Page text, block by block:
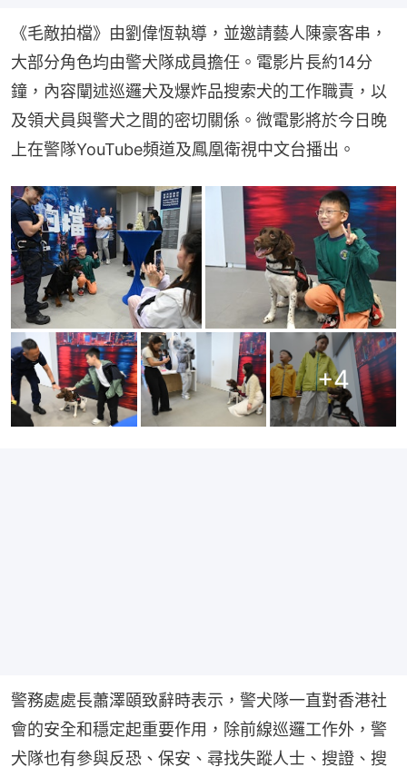
《毛敵拍檔》由劉偉恆執導，並邀請藝人陳豪客串，
大部分角色均由警犬隊成員擔任。電影片長約14分
鐘，內容闡述巡邏犬及爆炸品搜索犬的工作職責，以
及領犬員與警犬之間的密切關係。微電影將於今日晚
上在警隊YouTube頻道及鳳凰衛視中文台播出。
+4
警務處處長蕭澤頤致辭時表示，警犬隊一直對香港社
會的安全和穩定起重要作用，除前線巡邏工作外，警
犬隊也有參與反恐、保安、尋找失蹤人士、搜證、搜